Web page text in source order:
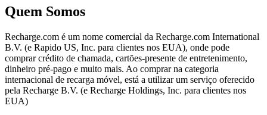
Quem Somos
Recharge.com é um nome comercial da Recharge.com International
B.V. (e Rapido US, Inc. para clientes nos EUA), onde pode
comprar crédito de chamada, cartões-presente de entretenimento,
dinheiro pré-pago e muito mais. Ao comprar na categoria
internacional de recarga móvel, está a utilizar um serviço oferecido
pela Recharge B.V. (e Recharge Holdings, Inc. para clientes nos
EUA)